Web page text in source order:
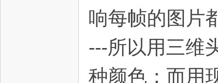
响每帧的图片
---所以用三维
种颜色；而用